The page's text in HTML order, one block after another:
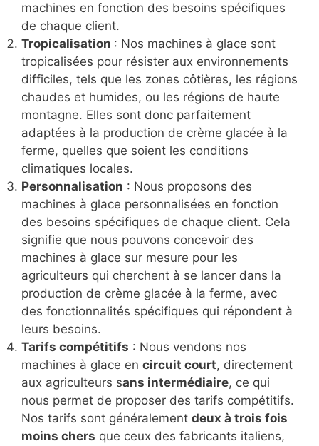
machines en fonction des besoins spécifiques
de chaque client.
Tropicalisation : Nos machines à glace sont
tropicalisées pour résister aux environnements
difficiles, tels que les zones côtières, les régions
chaudes et humides, ou les régions de haute
montagne. Elles sont donc parfaitement
adaptées à la production de crème glacée à la
ferme, quelles que soient les conditions
climatiques locales.
Personnalisation : Nous proposons des
machines à glace personnalisées en fonction
des besoins spécifiques de chaque client. Cela
signifie que nous pouvons concevoir des
machines à glace sur mesure pour les
agriculteurs qui cherchent à se lancer dans la
production de crème glacée à la ferme, avec
des fonctionnalités spécifiques qui répondent à
leurs besoins.
Tarifs compétitifs : Nous vendons nos
machines à glace en circuit court, directement
aux agriculteurs sans intermédiaire, ce qui
nous permet de proposer des tarifs compétitifs.
Nos tarifs sont généralement deux à trois fois
moins chers que ceux des fabricants italiens,